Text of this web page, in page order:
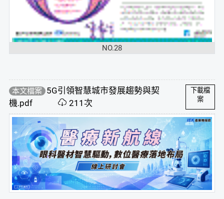
NO.28
本文檔案 5G引領智慧城市發展趨勢與契
機.pdf
211次
下載檔
案